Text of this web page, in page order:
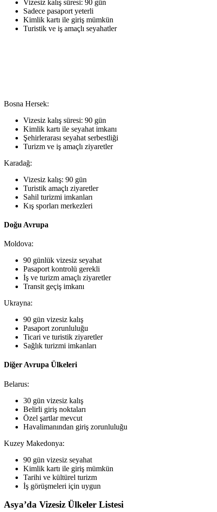
Vizesiz kalış süresi: 90 gün
Sadece pasaport yeterli
Kimlik kartı ile giriş mümkün
Turistik ve iş amaçlı seyahatler
Bosna Hersek:
Vizesiz kalış süresi: 90 gün
Kimlik kartı ile seyahat imkanı
Şehirlerarası seyahat serbestliği
Turizm ve iş amaçlı ziyaretler
Karadağ:
Vizesiz kalış: 90 gün
Turistik amaçlı ziyaretler
Sahil turizmi imkanları
Kış sporları merkezleri
Doğu Avrupa
Moldova:
90 günlük vizesiz seyahat
Pasaport kontrolü gerekli
İş ve turizm amaçlı ziyaretler
Transit geçiş imkanı
Ukrayna:
90 gün vizesiz kalış
Pasaport zorunluluğu
Ticari ve turistik ziyaretler
Sağlık turizmi imkanları
Diğer Avrupa Ülkeleri
Belarus:
30 gün vizesiz kalış
Belirli giriş noktaları
Özel şartlar mevcut
Havalimanından giriş zorunluluğu
Kuzey Makedonya:
90 gün vizesiz seyahat
Kimlik kartı ile giriş mümkün
Tarihi ve kültürel turizm
İş görüşmeleri için uygun
Asya’da Vizesiz Ülkeler Listesi